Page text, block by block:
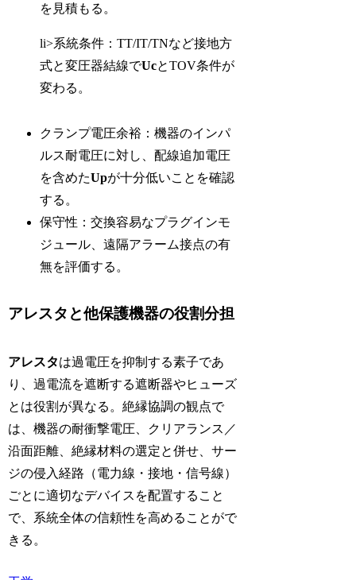
を見積もる。
li>系統条件：TT/IT/TNなど接地方
式と変圧器結線でUcとTOV条件が
変わる。
クランプ電圧余裕：機器のインパ
ルス耐電圧に対し、配線追加電圧
を含めたUpが十分低いことを確認
する。
保守性：交換容易なプラグインモ
ジュール、遠隔アラーム接点の有
無を評価する。
アレスタと他保護機器の役割分担
アレスタは過電圧を抑制する素子であ
り、過電流を遮断する遮断器やヒューズ
とは役割が異なる。絶縁協調の観点で
は、機器の耐衝撃電圧、クリアランス／
沿面距離、絶縁材料の選定と併せ、サー
ジの侵入経路（電力線・接地・信号線）
ごとに適切なデバイスを配置すること
で、系統全体の信頼性を高めることがで
きる。